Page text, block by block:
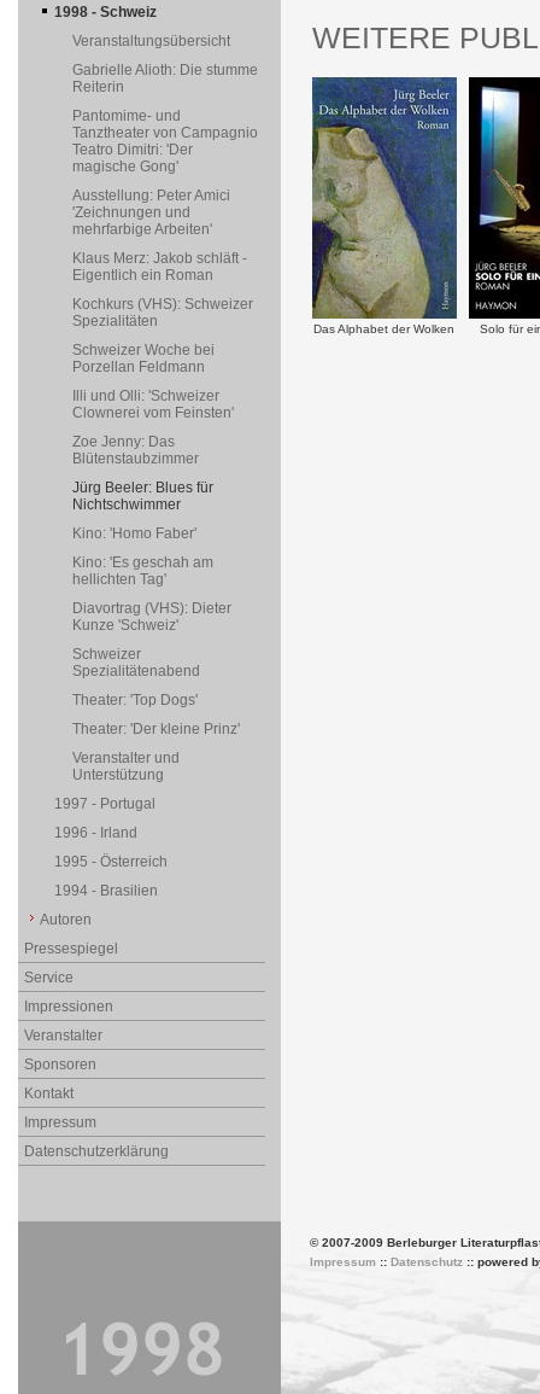
WEITERE
Das Alphabet der Wolken Solo für
1998 - Schweiz
Veranstaltungsübersicht
Gabrielle Alioth: Die stumme
Reiterin
Pantomime- und
Tanztheater von Campagnio
Teatro Dimitri: 'Der
magische Gong'
Ausstellung: Peter Amici
'Zeichnungen und
mehrfarbige Arbeiten'
Klaus Merz: Jakob schläft -
Eigentlich ein Roman
Kochkurs (VHS): Schweizer
Spezialitäten
Schweizer Woche bei
Porzellan Feldmann
Illi und Olli: 'Schweizer
Clownerei vom Feinsten'
Zoe Jenny: Das
Blütenstaubzimmer
Jürg Beeler: Blues für
Nichtschwimmer
Kino: 'Homo Faber'
Kino: 'Es geschah am
hellichten Tag'
Diavortrag (VHS): Dieter
Kunze 'Schweiz'
Schweizer
Spezialitätenabend
Theater: 'Top Dogs'
Theater: 'Der kleine Prinz'
Veranstalter und
Unterstützung
1997 - Portugal
1996 - Irland
1995 - Österreich
1994 - Brasilien
Autoren
Pressespiegel
Service
Impressionen
Veranstalter
Sponsoren
Kontakt
Impressum
Datenschutzerklärung
© 2007-2009 Berleburger
Impressum:: Datenschutz:: powered